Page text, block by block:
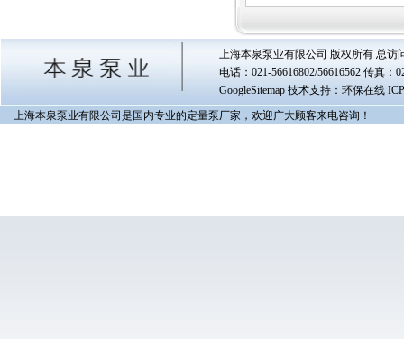
上海本泉泵业有限公司 版权所有 总访
电话：021-56616802/56616562 传真：
GoogleSitemap技术支持：环保在线
上海本泉泵业有限公司是国内专业的定量泵厂家，欢迎广大顾客来电咨询！